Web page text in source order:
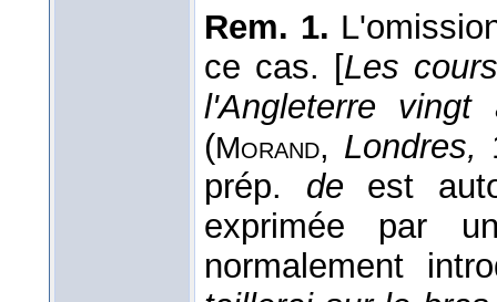
Rem. 1.
ce cas. [Les
l'Angleterre
(Morand, Londres,
prép. de est
exprimée par
normalement